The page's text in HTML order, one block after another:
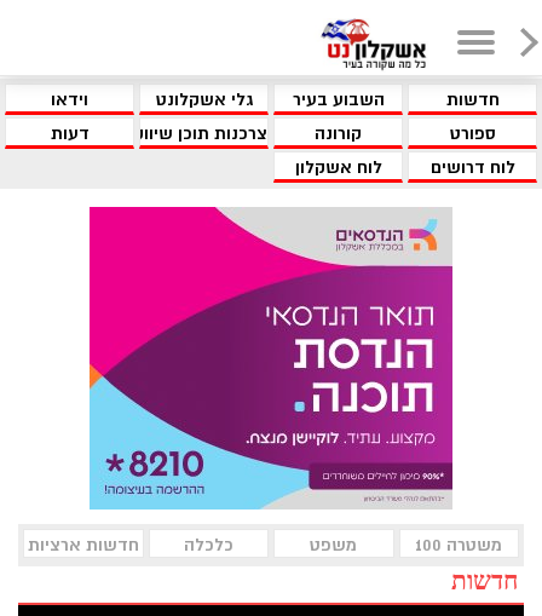
חדשות השבוע בעיר גלי אשקלונט
וידאו
ספורט
קורונה צרכנות תוכן שיווקי
דעות
לוח דרושים
לוח אשקלון
משטרה 100 משפט כלכלה חדשות ארציות
חדשות